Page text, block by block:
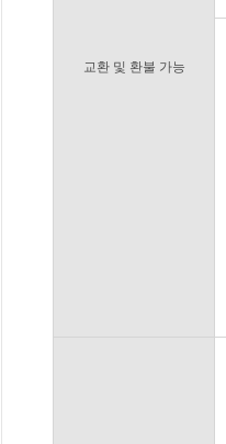
교환 및 환불 가능